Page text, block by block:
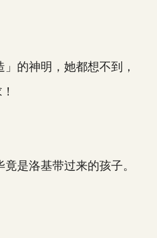
的神明，她都想不到，
是洛基带过来的孩子。